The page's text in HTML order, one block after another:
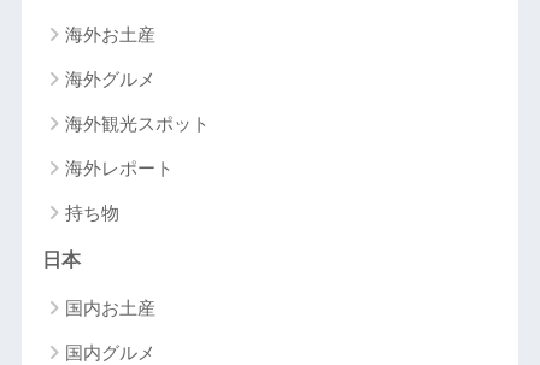
海外お土産
海外グルメ
海外観光スポット
海外レポート
持ち物
日本
国内お土産
国内グルメ